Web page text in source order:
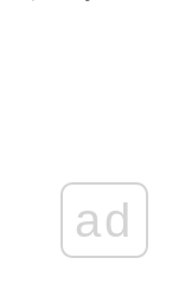
ad